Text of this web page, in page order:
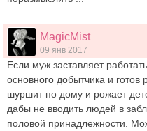
MagicMist
09 янв 2017
Если муж заставляет
основного добытчика и готов
шуршит по дому и рожает
дабы не вводить людей в
половой принадлежности.